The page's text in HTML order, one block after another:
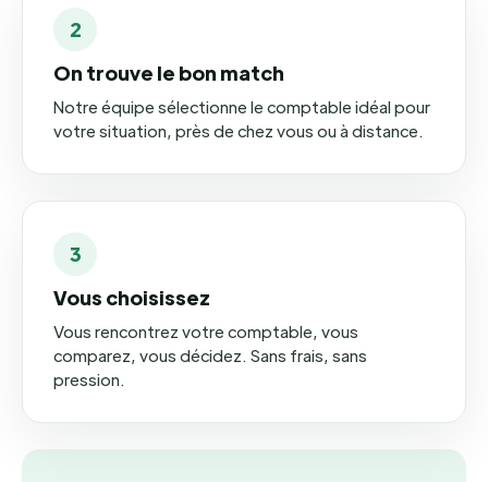
2
On trouve le bon match
Notre équipe sélectionne le comptable idéal pour
votre situation, près de chez vous ou à distance.
3
Vous choisissez
Vous rencontrez votre comptable, vous
comparez, vous décidez. Sans frais, sans
pression.